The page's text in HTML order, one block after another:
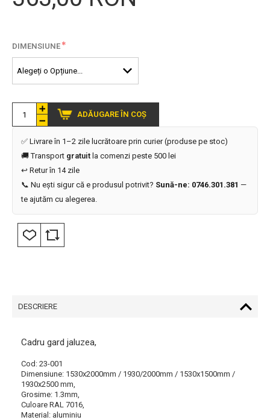
*
DIMENSIUNE
ADĂUGARE ÎN COȘ
✅ Livrare în 1–2 zile lucrătoare prin curier (produse pe stoc)
🚚 Transport gratuit la comenzi peste 500 lei
↩️ Retur în 14 zile
📞 Nu ești sigur că e produsul potrivit? Sună-ne: 0746.301.381 —
te ajutăm cu alegerea.
DESCRIERE
Cadru gard jaluzea,
Cod: 23-001
Dimensiune: 1530x2000mm / 1930/2000mm / 1530x1500mm /
1930x2500 mm,
Grosime: 1.3mm,
Culoare RAL 7016,
Material: aluminiu